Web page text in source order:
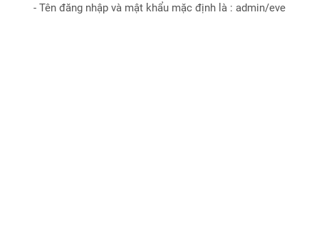
- Tên đăng nhập và mật khẩu mặc định là : admin/eve